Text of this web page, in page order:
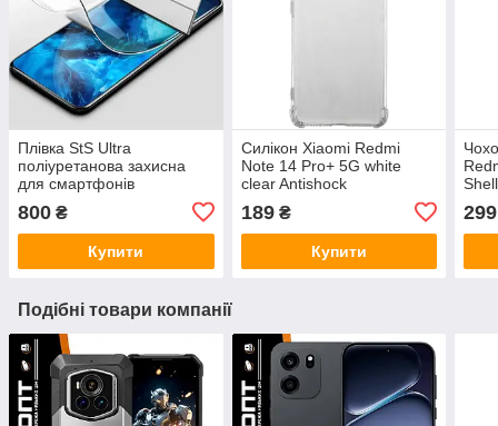
Плівка StS Ultra
поліуретанова захисна
для смартфонів
800 ₴
Купити
Силікон Xiaomi Redmi
Note 14 Pro+ 5G white
clear Antishock
189₴
Купити
299
Подібні товари компанії